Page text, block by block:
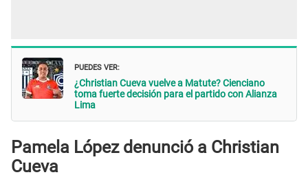
PUEDES VER:
¿Christian Cueva vuelve a Matute? Cienciano
toma fuerte decisión para el partido con Alianza
Lima
Pamela López denunció a Christian
Cueva